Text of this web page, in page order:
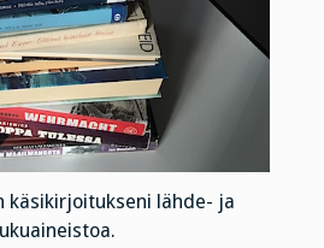
käsikirjoitukseni lähde- ja